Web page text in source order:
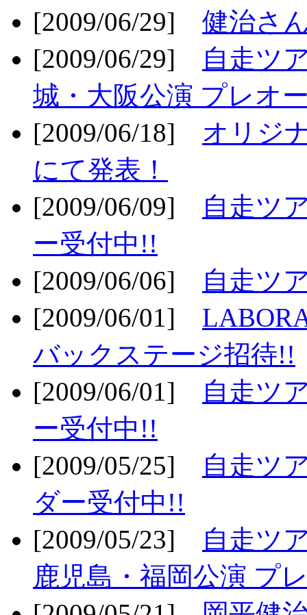
[2009/06/29] 健治さ
[2009/06/29]
自走ツ
城・大阪公演 プレオ
[2009/06/18] オリジ
にて発表！
[2009/06/09]
自走ツ
ー受付中!!
[2009/06/06]
自走ツ
[2009/06/01]
バックステージ招待!!
[2009/06/01]
自走ツ
ー受付中!!
[2009/05/25]
自走ツ
ダー受付中!!
[2009/05/23]
自走ツ
鹿児島・福岡公演 プ